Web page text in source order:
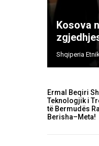
Kosova
Shqiperia
Ermal Beqiri
Teknologjik i
të Bermudës
Berisha–Meta!